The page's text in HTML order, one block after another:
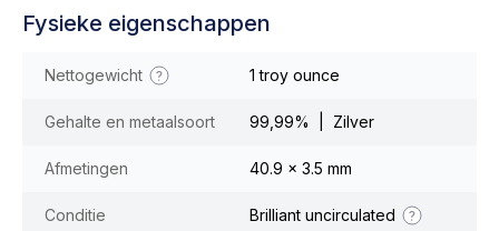
Fysieke eigenschappen
Nettogewicht 1 troy ounce
Gehalte en metaalsoort 99,99% | Zilver
Afmetingen 40.9 x 3.5 mm
Conditie Brilliant uncirculated